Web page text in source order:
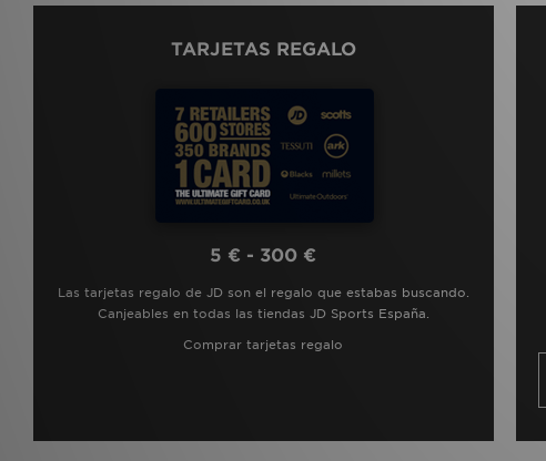
TARJETAS REGALO
5 € - 300 €
Las tarjetas regalo de JD son el regalo que estabas buscando.
Canjeables en todas las tiendas JD Sports España.
Comprar tarjetas regalo